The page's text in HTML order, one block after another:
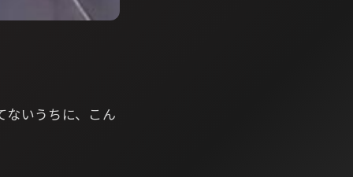
ないうちに、こん